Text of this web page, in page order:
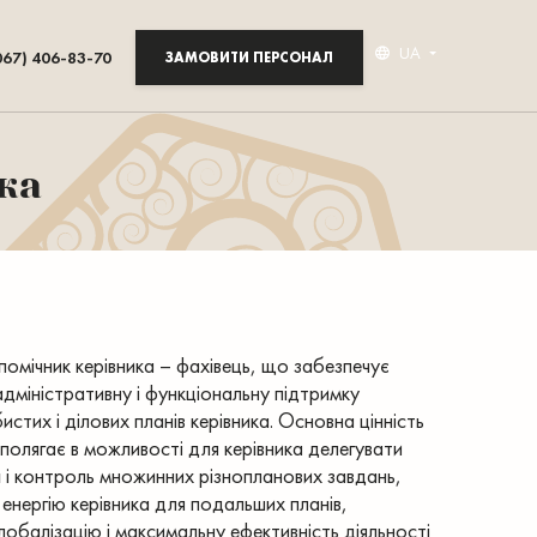
406-83-70 ЗАМОВИТИ ПЕРСОНАЛ UA
керівника – фахівець, що забезпечує
і функціональну підтримку
і ділових планів керівника. Основна цінність
в можливості для керівника делегувати
контроль множинних різнопланових завдань,
енергію керівника для подальших планів,
і максимальну ефективність діяльності